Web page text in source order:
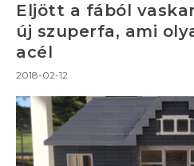
Eljött a fából
új szuperfa, ami
acél
2018-02-12